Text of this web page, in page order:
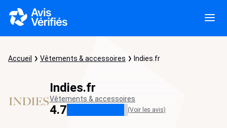
Accueil Vêtements & accessoires Indies.fr
Indies.fr
Vêtements & accessoires
4.7 (Voir les avis)